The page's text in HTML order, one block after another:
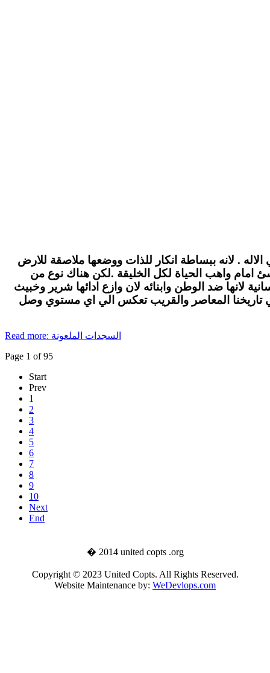
. لانه ببساطة انكار للذات ووضعها ملاصقة للارض
امام واهب الحياة لكل الخليقة .لكن هناك نوع من
لانها ضد الوطن وابنائه لان وازع ادائها شرير وخبيث
تاريخنا المعاصر والقريب تعكس الي اي مستوي وصل
Read more: السجدات الملعونة
Page 1 of 95
Start
Prev
1
2
3
4
5
6
7
8
9
10
Next
End
� 2014 united copts .org
Copyright © 2023 United Copts. All Rights Reserved.
Website Maintenance by: WeDevlops.com